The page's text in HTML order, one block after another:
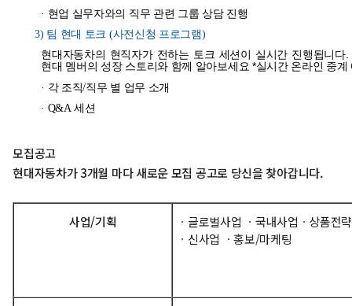
· 현업 실무자와의 직무 관련 그룹 상담 진행
3) 팀 현대 토크 (사전신청 프로그램)
현대자동차의 현직자가 전하는 토크 세션이 실시간 진행됩니
현대 멤버의 성장 스토리와 함께 알아보세요 *실시간 온라인 중계
· 각 조직/직무 별 업무 소개
· Q&A 세션
모집공고
현대자동차가 3개월 마다 새로운 모집 공고로 당신을 찾아갑니다.
사업/기획
ㆍ글로벌사업 ㆍ국내사업ㆍ상품전
ㆍ신사업 ㆍ홍보/마케팅